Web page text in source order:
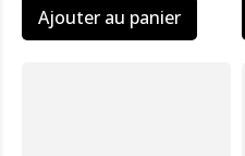
Ajouter au panier